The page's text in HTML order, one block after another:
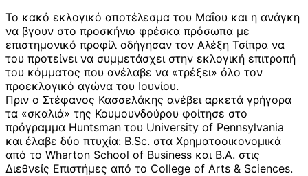
Το κακό εκλογικό αποτέλεσμα του Μαΐου και η ανάγκη
να βγουν στο προσκήνιο φρέσκα πρόσωπα με
επιστημονικό προφίλ οδήγησαν τον Αλέξη Τσίπρα να
του προτείνει να συμμετάσχει στην εκλογική επιτροπή
του κόμματος που ανέλαβε να «τρέξει» όλο τον
προεκλογικό αγώνα του Ιουνίου.
Πριν ο Στέφανος Κασσελάκης ανέβει αρκετά γρήγορα
τα «σκαλιά» της Κουμουνδούρου φοίτησε στο
πρόγραμμα Huntsman του University of Pennsylvania
και έλαβε δύο πτυχία: B.Sc. στα Χρηματοοικονομικά
από το Wharton School of Business και Β.Α. στις
Διεθνείς Επιστήμες από το College of Arts & Sciences.